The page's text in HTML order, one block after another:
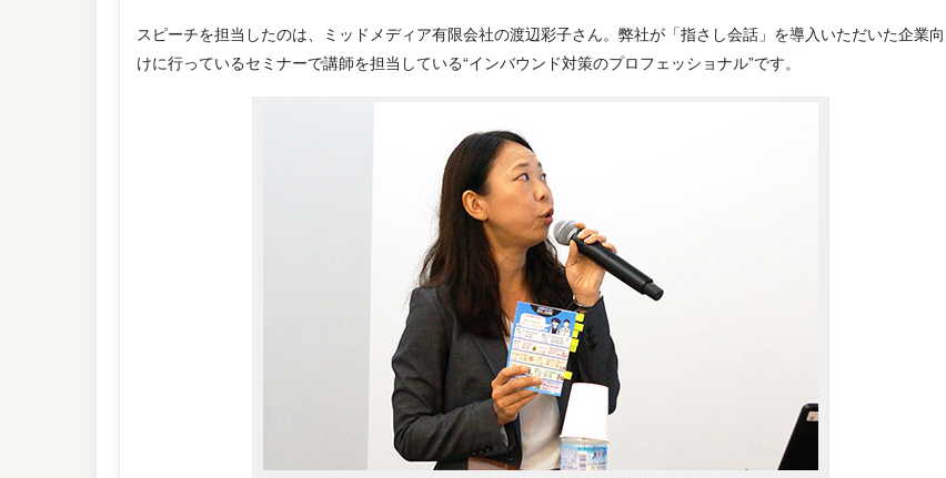
スピーチを担当したのは、ミッドメディア有限会社の渡辺彩子さん。弊社が「指さし会話」を導入いただいた企業向
けに行っているセミナーで講師を担当している“インバウンド対策のプロフェッショナル”です。